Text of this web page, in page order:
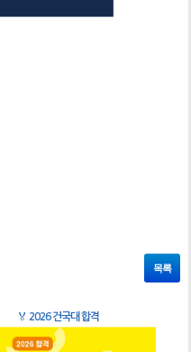
목록
🏅 2026 건국대 합격